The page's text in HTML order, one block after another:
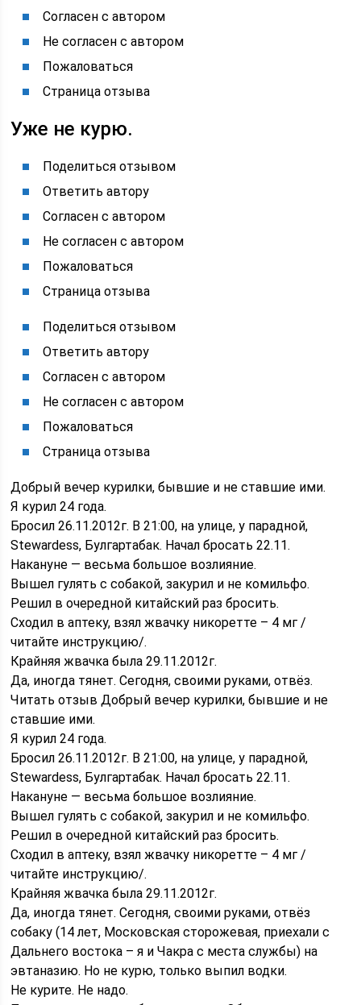
Согласен с автором
Не согласен с автором
Пожаловаться
Страница отзыва
Уже не курю.
Поделиться отзывом
Ответить автору
Согласен с автором
Не согласен с автором
Пожаловаться
Страница отзыва
Поделиться отзывом
Ответить автору
Согласен с автором
Не согласен с автором
Пожаловаться
Страница отзыва
Добрый вечер курилки, бывшие и не ставшие ими.
Я курил 24 года.
Бросил 26.11.2012г. В 21:00, на улице, у парадной,
Stewardess, Булгартабак. Начал бросать 22.11.
Накануне — весьма большое возлияние.
Вышел гулять с собакой, закурил и не комильфо.
Решил в очередной китайский раз бросить.
Сходил в аптеку, взял жвачку никоретте – 4 мг /
читайте инструкцию/.
Крайняя жвачка была 29.11.2012г.
Да, иногда тянет. Сегодня, своими руками, отвёз.
Читать отзыв Добрый вечер курилки, бывшие и не
ставшие ими.
Я курил 24 года.
Бросил 26.11.2012г. В 21:00, на улице, у парадной,
Stewardess, Булгартабак. Начал бросать 22.11.
Накануне — весьма большое возлияние.
Вышел гулять с собакой, закурил и не комильфо.
Решил в очередной китайский раз бросить.
Сходил в аптеку, взял жвачку никоретте – 4 мг /
читайте инструкцию/.
Крайняя жвачка была 29.11.2012г.
Да, иногда тянет. Сегодня, своими руками, отвёз
собаку (14 лет, Московская сторожевая, приехали с
Дальнего востока – я и Чакра с места службы) на
эвтаназию. Но не курю, только выпил водки.
Не курите. Не надо.